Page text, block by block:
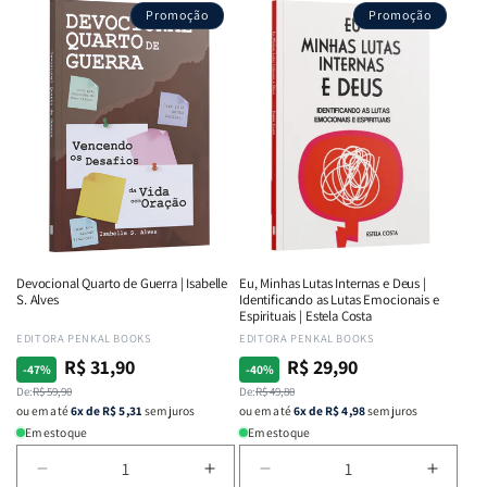
Promoção
Devocional Quarto de Guerra | Isabelle
S. Alves
Fornecedor:
EDITORA PENKAL BOOKS
-47%
Preço
normal
De:R$ 59,90
Preço
promocional
R$ 31,90
ou em até6x de R$ 5,31 sem juros
Em estoque
Aumentar
Promoção
Eu, Minhas Lutas Internas e Deus |
Identificando as Lutas Emocionais e
Espirituais | Estela Costa
Fornecedor:
EDITORA PENKAL BOOKS
-40%
Preço
normal
De:R$ 49,80
Preço
promocional
R$ 29,90
ou em até6x de R$ 4,98sem juros
Em estoque